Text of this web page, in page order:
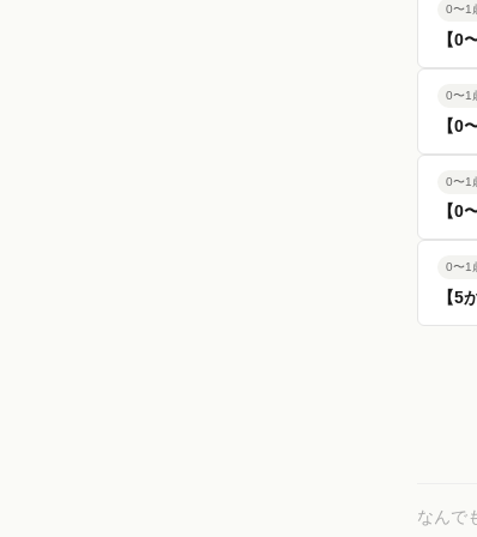
0〜1
【0
0〜1
【0
0〜1
【0
0〜1
【5
なんで